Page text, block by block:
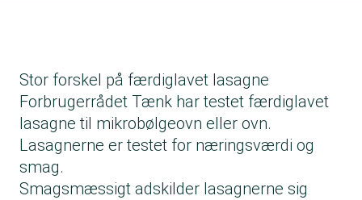
Stor forskel på færdiglavet lasagne
Forbrugerrådet Tænk har testet færdiglavet
lasagne til mikrobølgeovn eller ovn.
Lasagnerne er testet for næringsværdi og
smag.
Smagsmæssigt adskilder lasagnerne sig